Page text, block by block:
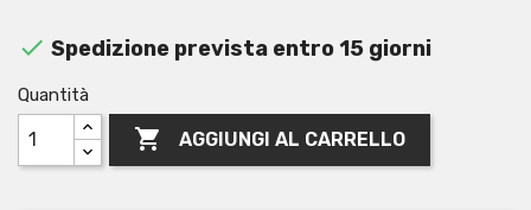
 Spedizione prevista entro 15 giorni
Quantità
 AGGIUNGI AL CARRELLO